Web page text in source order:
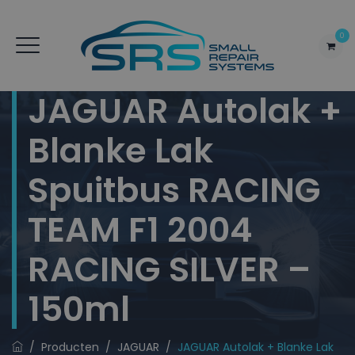
0
JAGUAR Autolak +
Blanke Lak
Spuitbus RACING
TEAM F1 2004
RACING SILVER –
150ml
/ Producten / JAGUAR / JAGUAR Autolak + Blanke Lak